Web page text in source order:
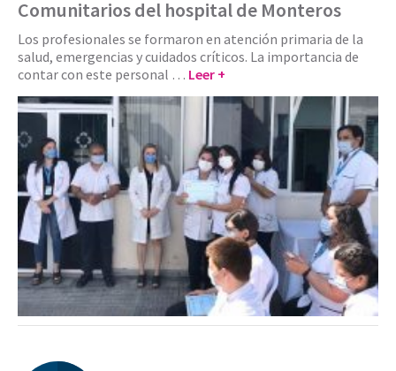
Comunitarios del hospital de Monteros
Los profesionales se formaron en atención primaria de la
salud, emergencias y cuidados críticos. La importancia de
contar con este personal … Leer +